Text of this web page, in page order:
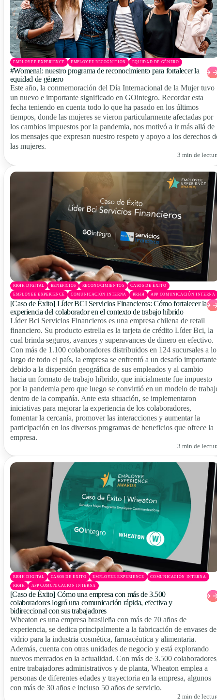
EMPLOYEE EXPERIENCE EMPLOYEE RECOGNITION EQUIDAD DE GÉNERO
#Womenal: nuestro programa de reconocimiento para fortalecer la
equidad de género
Este año, la conmemoración del Día Internacional de la Mujer tuvo
un nuevo e importante significado en GOintegro. Recordar esta
fecha teniendo en cuenta todo lo que ha pasado en los últimos
tiempos, donde las mujeres se vieron particularmente afectadas por
los cambios impuestos por la pandemia, nos motivó a ir más allá de
los mensajes que expresan nuestro respeto y apoyo a los derechos
las mujeres.
3 min de
RRHH DIGITAL BENEFICIOS RECONOCIMIENTOS CASOS DE ÉXITO
EMPLOYEE EXPERIENCE COMUNICACIÓN INTERNA RRHH APP COMUNICACIÓN INTERNA
[Caso de Éxito] Líder BCI Servicios Financieros: Cómo fortalecer la
experiencia del colaborador en el contexto de trabajo híbrido
Líder Bci Servicios Financieros es una empresa chilena de retail
financiero. Su producto estrella es la tarjeta de crédito Líder Bci, la
cual brinda seguros, avances y superavances de dinero en efectivo.
Con más de 1.100 colaboradores distribuidos en 124 sucursales a lo
largo de todo el país, la empresa se enfrentó a un desafío importante
debido a la dispersión geográfica de sus empleados y al cambio
hacia un formato de trabajo híbrido, que inicialmente fue impuesto
por la pandemia pero que luego se convirtió en un modelo de
dentro de la compañía. Ante esta situación, se implementaron
iniciativas para mejorar la experiencia de los colaboradores,
fomentar la cercanía, promover las interacciones y aumentar la
participación en los diversos programas de beneficios que ofrece la
empresa.
3 min de
RRHH DIGITAL CASOS DE ÉXITO EMPLOYEE EXPERIENCE COMUNICACIÓN INTERNA
RRHH APP COMUNICACIÓN INTERNA
[Caso de Éxito] Cómo una empresa con más de 3.500
colaboradores logró una comunicación rápida, efectiva y
bidireccional con sus trabajadores
Wheaton es una empresa brasileña con más de 70 años de
experiencia, se dedica principalmente a la fabricación de envases de
vidrio para la industria cosmética, farmacéutica y alimentaria.
Además, cuenta con otras unidades de negocio y está explorando
nuevos mercados en la actualidad. Con más de 3.500
entre trabajadores administrativos y de planta, Wheaton emplea a
personas de diferentes edades y trayectoria en la empresa, algunos
con más de 30 años e incluso 50 años de servicio.
2 min de